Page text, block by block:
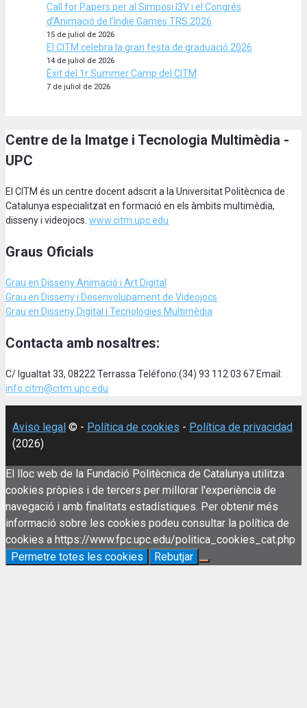
Call for Papers per al Simposi I3V i el Congrés
d’Animació de l’Indie Games TRS 2026
15 de juliol de 2026
El CITM celebra la gran festa de graduació 2026
14 de juliol de 2026
Èxit del 1r Summer Camp del CITM
7 de juliol de 2026
Centre de la Imatge i Tecnologia Multimèdia -
UPC
El CITM és un centre docent adscrit a la Universitat Politècnica de
Catalunya especialitzat en formació en els àmbits multimèdia,
disseny i videojocs. www.citm.upc.edu
Graus Oficials
Grau en Disseny Animació i Art Digital
Grau en Disseny i Desenvolupament de Videojocs
Grau en Disseny Digital i Tecnologies Multimèdia
Contacta amb nosaltres:
C/ Igualtat 33, 08222 Terrassa Teléfono:(34) 93 112 03 67 Email:
info.citm@citm.upc.edu
Aviso legal © - Política de cookies - Política de privacidad
(2026)
El lloc web de la Fundació Politècnica de Catalunya utilitza
cookies pròpies i de tercers per millorar l'experiència de
navegació i amb finalitats estadístiques. Per obtenir més
informació sobre les cookies podeu consultar la política de
cookies a https://www.fpc.upc.edu/politica_cookies_cat.php
Permetre totes les cookies
Rebutjar